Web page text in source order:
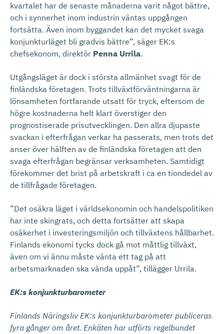
kvartalet har de senaste månaderna varit något bättre,
och i synnerhet inom industrin väntas uppgången
fortsätta. Även inom byggandet kan det mycket svaga
konjunkturläget bli gradvis bättre”, säger EK:s
chefsekonom, direktör Penna Urrila.
Utgångsläget är dock i största allmänhet svagt för de
finländska företagen. Trots tillväxtförväntningarna är
lönsamheten fortfarande utsatt för tryck, eftersom de
högre kostnaderna helt klart överstiger den
prognostiserade prisutvecklingen. Den allra djupaste
svackan i efterfrågan verkar ha passerats, men trots det
anser över hälften av de finländska företagen att den
svaga efterfrågan begränsar verksamheten. Samtidigt
förekommer det brist på arbetskraft i ca en tiondedel av
de tillfrågade företagen.
”Det osäkra läget i världsekonomin och handelspolitiken
har inte skingrats, och detta fortsätter att skapa
osäkerhet i investeringsmiljön och tillväxtens hållbarhet.
Finlands ekonomi tycks dock gå mot måttlig tillväxt,
även om vi ännu måste vänta ett tag på att
arbetsmarknaden ska vända uppåt”, tillägger Urrila.
EK:s konjunkturbarometer
Finlands Näringsliv EK:s konjunkturbarometer publiceras
fyra gånger om året. Enkäten har utförts regelbundet